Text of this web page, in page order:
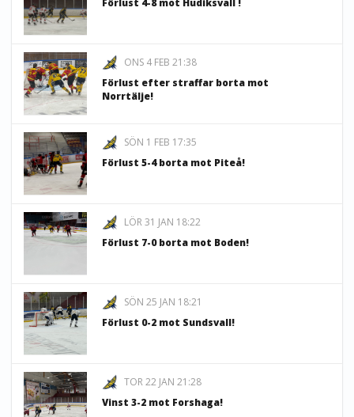
ONS 4 FEB 21:38
Förlust efter straffar borta mot
Norrtälje!
SÖN 1 FEB 17:35
Förlust 5-4 borta mot Piteå!
LÖR 31 JAN 18:22
Förlust 7-0 borta mot Boden!
SÖN 25 JAN 18:21
Förlust 0-2 mot Sundsvall!
TOR 22 JAN 21:28
Vinst 3-2 mot Forshaga!